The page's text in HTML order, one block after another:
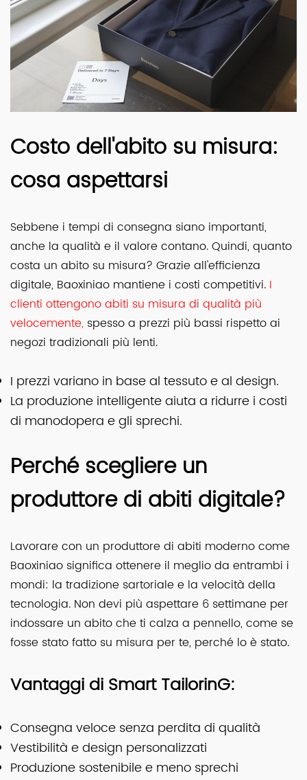
Costo dell'abito su misura:
cosa aspettarsi
Sebbene i tempi di consegna siano importanti,
anche la qualità e il valore contano. Quindi, quanto
costa un abito su misura? Grazie all'efficienza
digitale, Baoxiniao mantiene i costi competitivi. I
clienti ottengono abiti su misura di qualità più
velocemente, spesso a prezzi più bassi rispetto ai
negozi tradizionali più lenti.
I prezzi variano in base al tessuto e al design.
La produzione intelligente aiuta a ridurre i costi
di manodopera e gli sprechi.
Perché scegliere un
produttore di abiti digitale?
Lavorare con un produttore di abiti moderno come
Baoxiniao significa ottenere il meglio da entrambi i
mondi: la tradizione sartoriale e la velocità della
tecnologia. Non devi più aspettare 6 settimane per
indossare un abito che ti calza a pennello, come se
fosse stato fatto su misura per te, perché lo è stato.
Vantaggi di Smart TailorinG:
Consegna veloce senza perdita di qualità
Vestibilità e design personalizzati
Produzione sostenibile e meno sprechi